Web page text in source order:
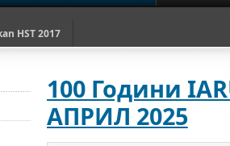
HST 2017
100 Години
АПРИЛ 2025